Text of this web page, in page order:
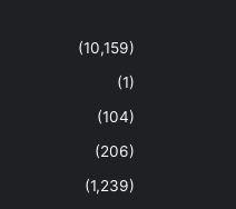
(10,159)
(1)
(104)
(206)
(1,239)